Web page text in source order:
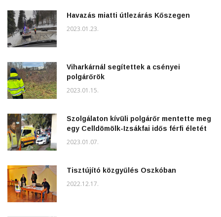
Havazás miatti útlezárás Kőszegen
2023.01.23.
Viharkárnál segítettek a csényei
polgárőrök
2023.01.15.
Szolgálaton kívüli polgárőr mentette meg
egy Celldömölk-Izsákfai idős férfi életét
2023.01.07.
Tisztújító közgyűlés Oszkóban
2022.12.17.